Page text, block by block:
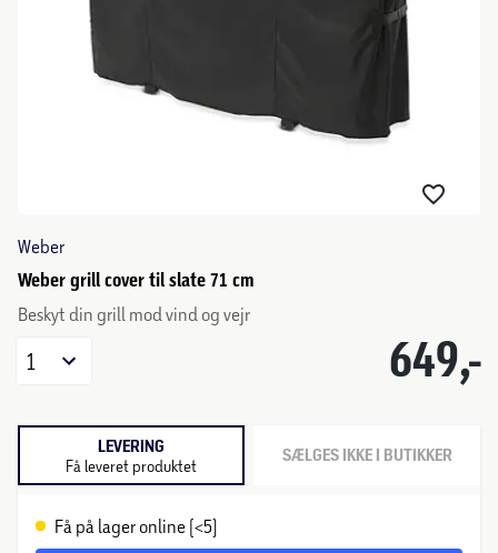
Weber
Weber grill cover til slate 71 cm
Beskyt din grill mod vind og vejr
649,-
1
LEVERING
Få leveret produktet SÆLGES IKKE I BUTIKKER
Få på lager online (<5)